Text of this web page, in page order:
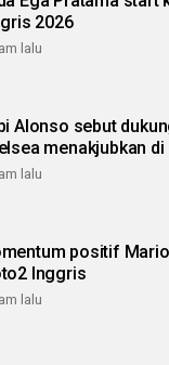
2026
lalu
Alonso sebut
menakjubkan di
lalu
positif
Inggris
lalu